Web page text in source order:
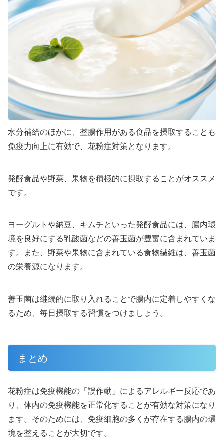
水分補給のほかに、整腸作用がある食品を摂取することも
免疫力向上に有効で、花粉症対策となります。
発酵食品や野菜、果物を積極的に摂取することがオススメ
です。
ヨーグルトや納豆、キムチといった発酵食品には、腸内環
境を良好にする乳酸菌などの善玉菌が豊富に含まれていま
す。また、野菜や果物に含まれている食物繊維は、善玉菌
の栄養源になります。
善玉菌は継続的に取り入れることで腸内に定着しやすくな
るため、毎日摂取する習慣をつけましょう。
まとめ
花粉症は免疫機能の「誤作動」によるアレルギー反応であ
り、体内の免疫機能を正常化することが有効な対策になり
ます。そのためには、免疫細胞の多くが存在する腸内の環
境を整えることが大切です。